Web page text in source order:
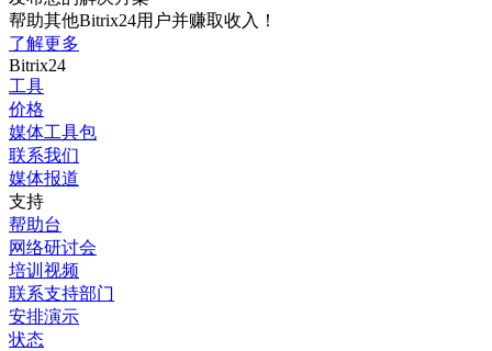
帮助其他Bitrix24用户并赚取收入！
了解更多
Bitrix24
工具
价格
媒体工具包
联系我们
媒体报道
支持
帮助台
网络研讨会
培训视频
联系支持部门
安排演示
状态